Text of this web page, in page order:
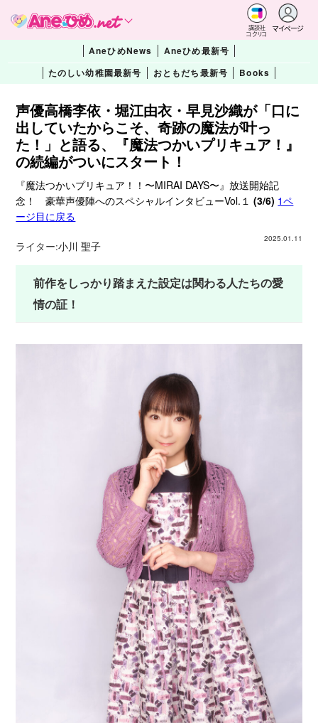
講談社
コクリコ
マイページ
AneひめNews
Aneひめ最新号
たのしい幼稚園最新号
おともだち最新号 Books
声優高橋李依・堀江由衣・早見沙織が「口に
出していたからこそ、奇跡の魔法が叶っ
た！」と語る、『魔法つかいプリキュア！』
の続編がついにスタート！
『魔法つかいプリキュア！！〜MIRAI DAYS〜』放送開始記
念！ 豪華声優陣へのスペシャルインタビューVol.１(3/6) 1ペ
ージ目に戻る
2025.01.11
ライター:小川 聖子
前作をしっかり踏まえた設定は関わる人たちの愛
情の証！